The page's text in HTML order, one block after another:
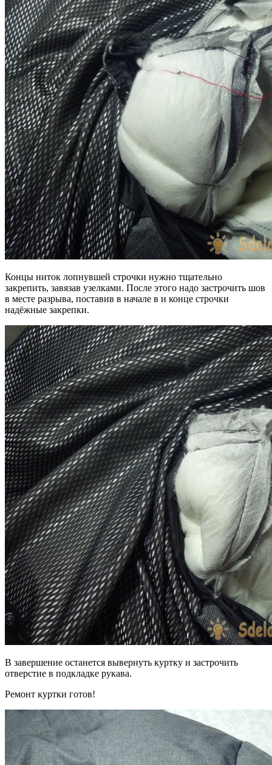
Концы ниток лопнувшей строчки нужно тщательно
закрепить, завязав узелками. После этого надо застрочить шов
в месте разрыва, поставив в начале в и конце строчки
надёжные закрепки.
В завершение останется вывернуть куртку и застрочить
отверстие в подкладке рукава.
Ремонт куртки готов!